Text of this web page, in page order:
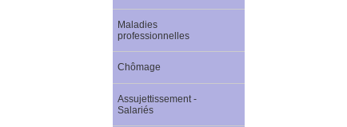
Maladies
professionnelles
Chômage
Assujettissement -
Salariés